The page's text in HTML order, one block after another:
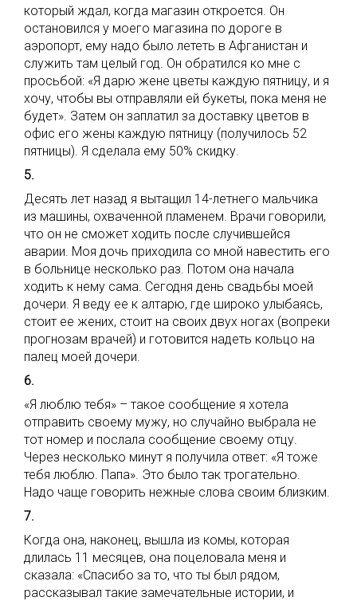
который ждал, когда магазин откроется. Он
остановился у моего магазина по дороге в
аэропорт, ему надо было лететь в Афганистан и
служить там целый год. Он обратился ко мне с
просьбой: «Я дарю жене цветы каждую пятницу, и я
хочу, чтобы вы отправляли ей букеты, пока меня не
будет». Затем он заплатил за доставку цветов в
офис его жены каждую пятницу (получилось 52
пятницы). Я сделала ему 50% скидку.
5.
Десять лет назад я вытащил 14-летнего мальчика
из машины, охваченной пламенем. Врачи говорили,
что он не сможет ходить после случившейся
аварии. Моя дочь приходила со мной навестить его
в больнице несколько раз. Потом она начала
ходить к нему сама. Сегодня день свадьбы моей
дочери. Я веду ее к алтарю, где широко улыбаясь,
стоит ее жених, стоит на своих двух ногах (вопреки
прогнозам врачей) и готовится надеть кольцо на
палец моей дочери.
6.
«Я люблю тебя» – такое сообщение я хотела
отправить своему мужу, но случайно выбрала не
тот номер и послала сообщение своему отцу.
Через несколько минут я получила ответ: «Я тоже
тебя люблю. Папа». Это было так трогательно.
Надо чаще говорить нежные слова своим близким.
7.
Когда она, наконец, вышла из комы, которая
длилась 11 месяцев, она поцеловала меня и
сказала: «Спасибо за то, что ты был рядом,
рассказывал такие замечательные истории, и